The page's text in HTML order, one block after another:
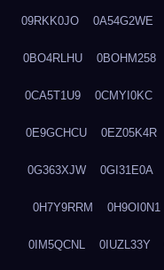
09RKK0JO 0A54G2WE
0BO4RLHU 0BOHM258
0CA5T1U9 0CMYI0KC
0E9GCHCU 0EZ05K4R
0G363XJW 0GI31E0A
0H7Y9RRM 0H9OI0N1
0IM5QCNL 0IUZL33Y